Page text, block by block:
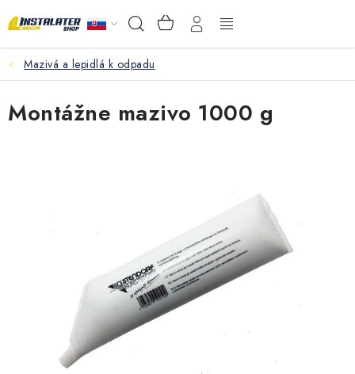
na
Hľadať NÁKUPNÝ
KOŠÍK
Ventily a armatúry
Meranie a regulácia
Kúrenie a chladenie
VEĽKOOBCHOD
AKO VYBRAŤ?
Mazivá a lepidlá k odpadu
Montážne mazivo 1000 g